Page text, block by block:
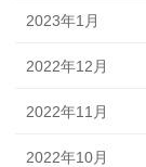
2023年1月
2022年12月
2022年11月
2022年10月